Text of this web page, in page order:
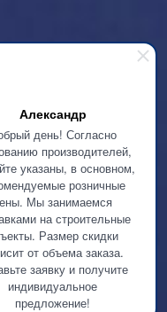
Александр
день! Согласно
производителей,
указаны, в основном,
розничные
Мы занимаемся
на строительные
Размер скидки
от объема заказа.
заявку и получите
индивидуальное
предложение!
чтобы
его
работы